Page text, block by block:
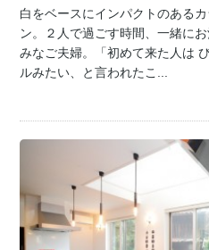
白をベースにインパクトのある
ン。２人で過ごす時間、一緒に
みなご夫婦。「初めて来た人は
ルみたい、と言われたこ...